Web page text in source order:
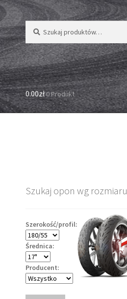
Szukaj:
Szukaj
0.00zł0 Produkt
Szukaj opon wg rozmiaru
Szerokość/profil:
Średnica:
Producent: